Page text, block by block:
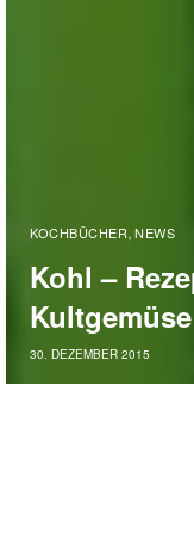
KOCHBÜCHER NEWS
Kohl –
Kultgemüse
30. DEZEMBER 2015